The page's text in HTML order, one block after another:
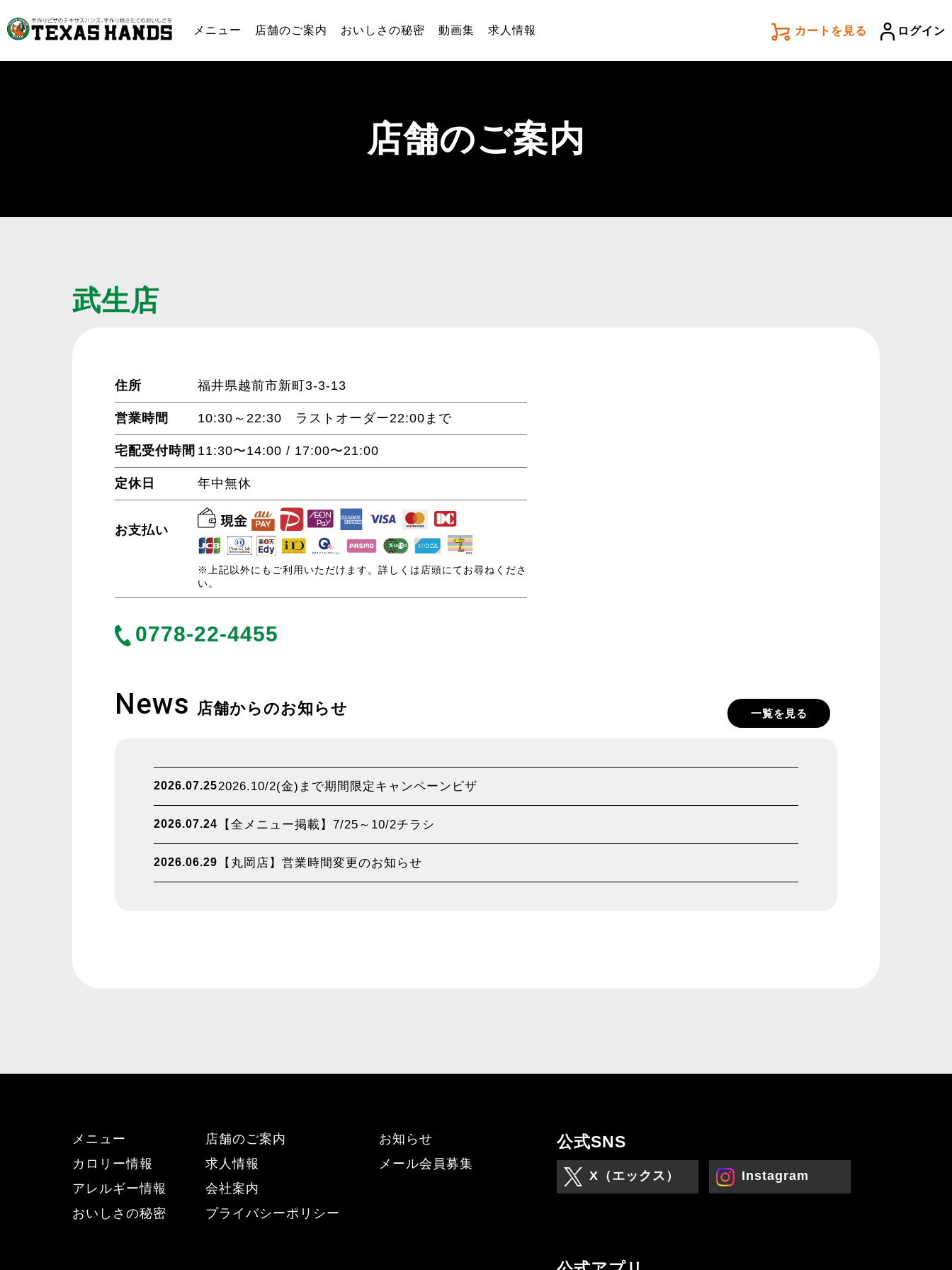
づ
く
メニュー 店舗のご案内 おいしさの秘密 動画集 求人情報 カートを見る ログイン
店舗のご案内
武生店
住所 福井県越前市新町3-3-13
営業時間 10:30～22:30 ラストオーダー22:00まで
宅配受付時間 11:30〜14:00 / 17:00〜21:00
定休日 年中無休
お支払い
※上記以外にもご利用いただけます。詳しくは店頭にてお尋ねくださ
い。
0778-22-4455
News 店舗からのお知らせ
2026.07.252026.10/2(金)まで期間限定キャンペーンピザ
2026.07.24 【全メニュー掲載】7/25～10/2チラシ
2026.06.29 【丸岡店】営業時間変更のお知らせ
一覧を見る
メニュー
カロリー情報
アレルギー情報
おいしさの秘密
店舗のご案内
求人情報
会社案内
プライバシーポリシー
お知らせ
メール会員募集
公式SNS
X（エックス） Instagram